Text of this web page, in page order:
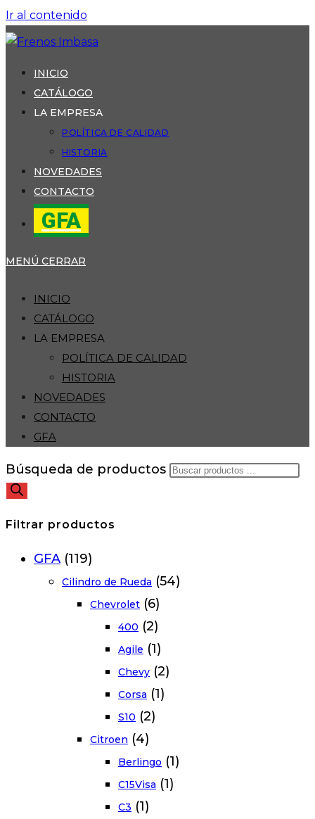
Ir al contenido
INICIO
CATÁLOGO
LA EMPRESA
POLÍTICA DE CALIDAD
HISTORIA
NOVEDADES
CONTACTO
GFA
MENÚ CERRAR
INICIO
CATÁLOGO
LA EMPRESA
POLÍTICA DE CALIDAD
HISTORIA
NOVEDADES
CONTACTO
GFA
Búsqueda de productos
Filtrar productos
GFA (119)
Cilindro de Rueda (54)
Chevrolet (6)
400 (2)
Agile (1)
Chevy (2)
Corsa (1)
S10 (2)
Citroen (4)
Berlingo (1)
C15Visa (1)
C3 (1)